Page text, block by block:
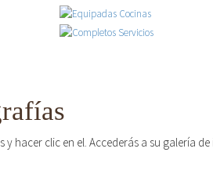
hacer clic en el. Accederás a su galería